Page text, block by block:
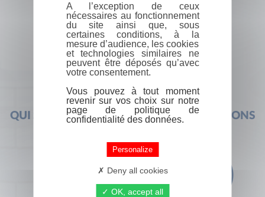
QUI SOMMES-NOUS ? FOIRE AUX QUESTIONS
A l’exception de ceux
nécessaires au fonctionnement
du site ainsi que, sous
certaines conditions, à la
mesure d’audience, les cookies
et technologies similaires ne
peuvent être déposés qu’avec
votre consentement.
Vous pouvez à tout moment
revenir sur vos choix sur notre
page de politique de
confidentialité des données.
Personalize
Deny all cookies
OK, accept all